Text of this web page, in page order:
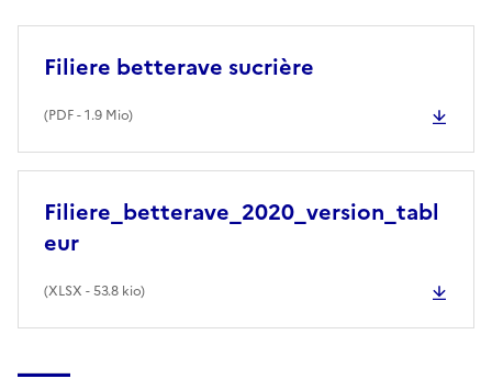
Filiere betterave sucrière
(PDF- 1.9 Mio)
Filiere_betterave_2020_version_tabl
eur
(XLSX - 53.8 kio)